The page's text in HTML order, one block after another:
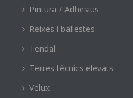
Pintura / Adhesius
Reixes i ballestes
Tendal
Terres tècnics elevats
Velux